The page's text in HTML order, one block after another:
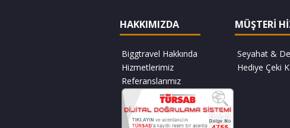
HAKKIMIZDA
Biggtravel Hakkında
Hizmetlerimiz
Referanslarımız
MÜŞTERİ
Seyahat &
Hediye Çeki